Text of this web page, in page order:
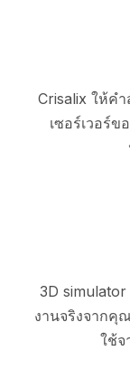
Crisalix ให้ค
เซอร์เวอร์
3D
งานจริงจากคุ
ใช้